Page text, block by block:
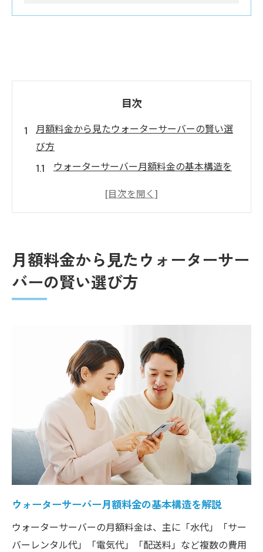
目次
月額料金から見たウォーターサーバーの賢い選
び方
ウォーターサーバー月額料金の基本構造を
月額料金比較で見極めるウォーターサーバ
コストとは
契約前に確認したいウォーターサーバー月
一人暮らしにも最適なウォーターサーバー月額
一人暮らし向けウォーターサーバー月額料
金の目安
ウォーターサーバー月額安いプランの選び
方ガイド
コンパクトなウォーターサーバーと月額料
金の関係
無駄なく使えるウォーターサーバー月額料
金の工夫
水代のみで使えるウォーターサーバーの魅力に
月額料金から見たウォーターサー
バーの賢い選び方
ウォーターサーバー月額料金の基本構造を解説
ウォーターサーバーの月額料金は、主に「水代」「サー
バーレンタル代」「電気代」「配送料」など複数の費用